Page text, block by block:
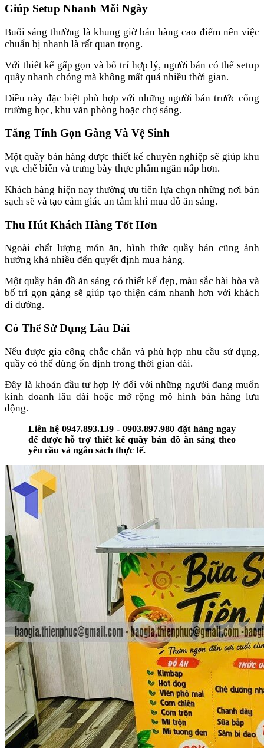
Giúp Setup Nhanh Mỗi Ngày
Buổi sáng thường là khung giờ bán hàng cao điểm nên việc
chuẩn bị nhanh là rất quan trọng.
Với thiết kế gấp gọn và bố trí hợp lý, người bán có thể setup
quầy nhanh chóng mà không mất quá nhiều thời gian.
Điều này đặc biệt phù hợp với những người bán trước cổng
trường học, khu văn phòng hoặc chợ sáng.
Tăng Tính Gọn Gàng Và Vệ Sinh
Một quầy bán hàng được thiết kế chuyên nghiệp sẽ giúp khu
vực chế biến và trưng bày thực phẩm ngăn nắp hơn.
Khách hàng hiện nay thường ưu tiên lựa chọn những nơi bán
sạch sẽ và tạo cảm giác an tâm khi mua đồ ăn sáng.
Thu Hút Khách Hàng Tốt Hơn
Ngoài chất lượng món ăn, hình thức quầy bán cũng ảnh
hưởng khá nhiều đến quyết định mua hàng.
Một quầy bán đồ ăn sáng có thiết kế đẹp, màu sắc hài hòa và
bố trí gọn gàng sẽ giúp tạo thiện cảm nhanh hơn với khách
đi đường.
Có Thể Sử Dụng Lâu Dài
Nếu được gia công chắc chắn và phù hợp nhu cầu sử dụng,
quầy có thể dùng ổn định trong thời gian dài.
Đây là khoản đầu tư hợp lý đối với những người đang muốn
kinh doanh lâu dài hoặc mở rộng mô hình bán hàng lưu
động.
Liên hệ 0947.893.139 - 0903.897.980 đặt hàng ngay
để được hỗ trợ thiết kế quầy bán đồ ăn sáng theo
yêu cầu và ngân sách thực tế.